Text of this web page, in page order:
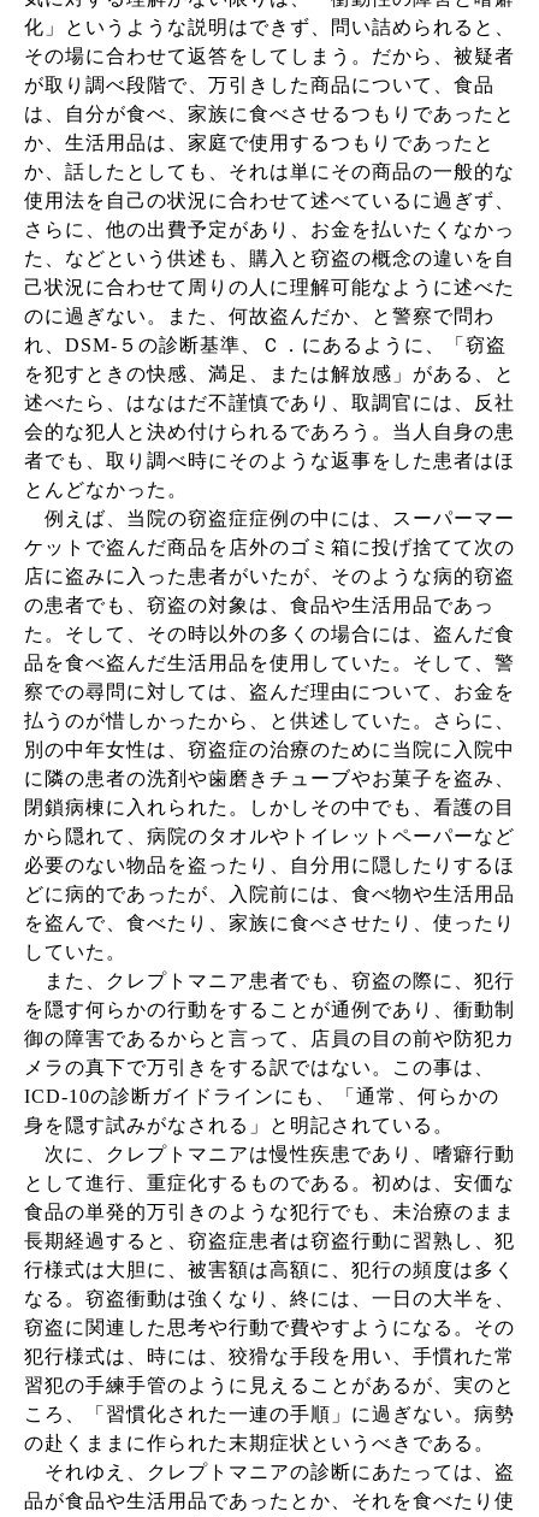
化」というような説明はできず、問い詰められると、
その場に合わせて返答をしてしまう。だから、被疑者
が取り調べ段階で、万引きした商品について、食品
は、自分が食べ、家族に食べさせるつもりであったと
か、生活用品は、家庭で使用するつもりであったと
か、話したとしても、それは単にその商品の一般的な
使用法を自己の状況に合わせて述べているに過ぎず、
さらに、他の出費予定があり、お金を払いたくなかっ
た、などという供述も、購入と窃盗の概念の違いを自
己状況に合わせて周りの人に理解可能なように述べた
のに過ぎない。また、何故盗んだか、と警察で問わ
れ、 DSM- ５の診断基準、Ｃ．にあるように、「窃盗
を犯すときの快感、満足、または解放感」がある、と
述べたら、はなはだ不謹慎であり、取調官には、反社
会的な犯人と決め付けられるであろう。当人自身の患
者でも、取り調べ時にそのような返事をした患者はほ
とんどなかった。
例えば、当院の窃盗症症例の中には、スーパーマー
ケットで盗んだ商品を店外のゴミ箱に投げ捨てて次の
店に盗みに入った患者がいたが、そのような病的窃盗
の患者でも、窃盗の対象は、食品や生活用品であっ
た。そして、その時以外の多くの場合には、盗んだ食
品を食べ盗んだ生活用品を使用していた。そして、警
察での尋問に対しては、盗んだ理由について、お金を
払うのが惜しかったから、と供述していた。さらに、
別の中年女性は、窃盗症の治療のために当院に入院中
に隣の患者の洗剤や歯磨きチューブやお菓子を盗み、
閉鎖病棟に入れられた。しかしその中でも、看護の目
から隠れて、病院のタオルやトイレットペーパーなど
必要のない物品を盗ったり、自分用に隠したりするほ
どに病的であったが、入院前には、食べ物や生活用品
を盗んで、食べたり、家族に食べさせたり、使ったり
していた。
また、クレプトマニア患者でも、窃盗の際に、犯行
を隠す何らかの行動をすることが通例であり、衝動制
御の障害であるからと言って、店員の目の前や防犯カ
メラの真下で万引きをする訳ではない。この事は、
ICD-10の診断ガイドラインにも、「通常、何らかの
身を隠す試みがなされる」と明記されている。
次に、クレプトマニアは慢性疾患であり、嗜癖行動
として進行、重症化するものである。初めは、安価な
食品の単発的万引きのような犯行でも、未治療のまま
長期経過すると、窃盗症患者は窃盗行動に習熟し、犯
行様式は大胆に、被害額は高額に、犯行の頻度は多く
なる。窃盗衝動は強くなり、終には、一日の大半を、
窃盗に関連した思考や行動で費やすようになる。その
犯行様式は、時には、狡猾な手段を用い、手慣れた常
習犯の手練手管のように見えることがあるが、実のと
ころ、「習慣化された一連の手順」に過ぎない。病勢
の赴くままに作られた末期症状というべきである。
それゆえ、クレプトマニアの診断にあたっては、盗
品が食品や生活用品であったとか、それを食べたり使